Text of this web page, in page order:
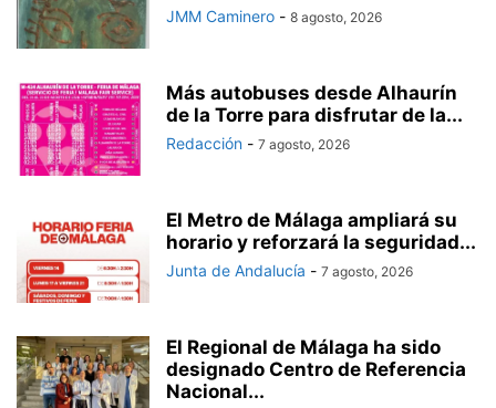
JMM Caminero - 8 agosto, 2026
Más autobuses desde Alhaurín
de la Torre para disfrutar de la...
Redacción - 7 agosto, 2026
El Metro de Málaga ampliará su
horario y reforzará la seguridad...
Junta de Andalucía - 7 agosto, 2026
El Regional de Málaga ha sido
designado Centro de Referencia
Nacional...